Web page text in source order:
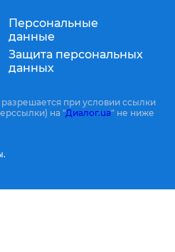
Персональные
данные
Защита персональных
данных
при условии ссылки
на "Диалог.ua" не ниже